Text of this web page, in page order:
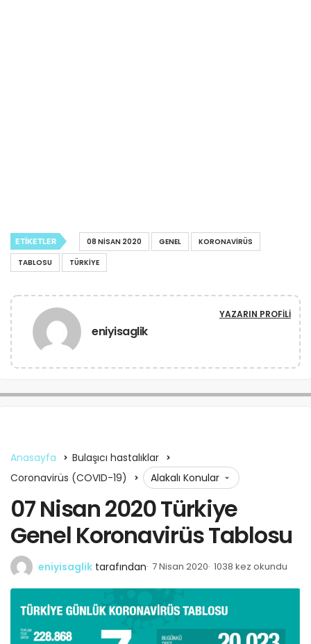
ETIKETLER 08 NISAN 2020 GENEL
KORONAVIRÜS
TABLOSU
TÜRKIYE
eniyisaglik
YAZARIN PROFILI
Anasayfa
Bulaşıcı hastalıklar
Coronavirüs (COVID-19)
Alakalı Konular
07 Nisan 2020 Türkiye
Genel Koronavirüs Tablosu
eniyisaglik tarafından 7 Nisan 2020 1038 kez okundu